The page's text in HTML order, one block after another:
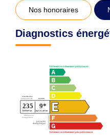
Nos honoraires
Diagnostics